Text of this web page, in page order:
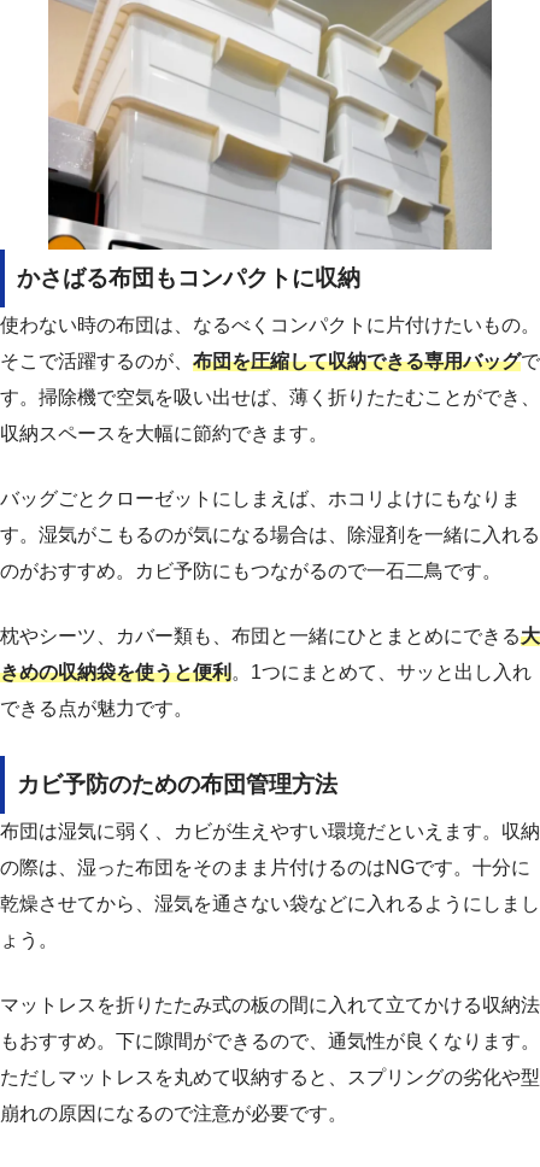
かさばる布団もコンパクトに収納
使わない時の布団は、なるべくコンパクトに片付けたいもの。
そこで活躍するのが、 布団を圧縮して収納できる専用バッグで
す。掃除機で空気を吸い出せば、薄く折りたたむことができ、
収納スペースを大幅に節約できます。
バッグごとクローゼットにしまえば、ホコリよけにもなりま
す。湿気がこもるのが気になる場合は、除湿剤を一緒に入れる
のがおすすめ。カビ予防にもつながるので一石二鳥です。
枕やシーツ、カバー類も、布団と一緒にひとまとめにできる大
きめの収納袋を使うと便利。1つにまとめて、サッと出し入れ
できる点が魅力です。
カビ予防のための布団管理方法
布団は湿気に弱く、カビが生えやすい環境だといえます。収納
の際は、湿った布団をそのまま片付けるのはNGです。十分に
乾燥させてから、湿気を通さない袋などに入れるようにしまし
ょう。
マットレスを折りたたみ式の板の間に入れて立てかける収納法
もおすすめ。下に隙間ができるので、通気性が良くなります。
ただしマットレスを丸めて収納すると、スプリングの劣化や型
崩れの原因になるので注意が必要です。